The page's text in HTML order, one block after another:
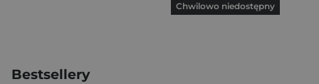
Chwilowo niedostępny
Bestsellery